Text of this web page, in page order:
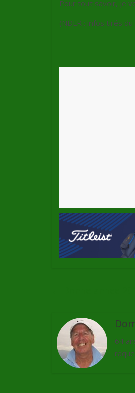
Pour tout savoir, je
(NDLR : infos tirés
64